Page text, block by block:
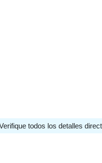
todos los detalles